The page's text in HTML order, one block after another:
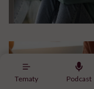
Tematy Podcast